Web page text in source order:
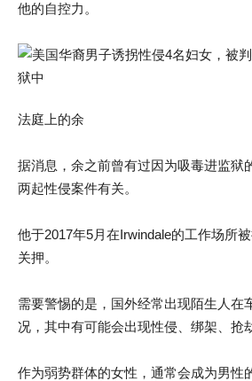
他的自控力。
法庭上的余
据消息，余之前曾有过因为吸毒进监狱
两起性侵案件有关。
他于2017年5月在Irwindale的工作场所
关押。
需要警惕的是，国外经常出现陌生人在
况，其中有可能会出现性侵、绑架、抢
作为弱势群体的女性，通常会成为男性